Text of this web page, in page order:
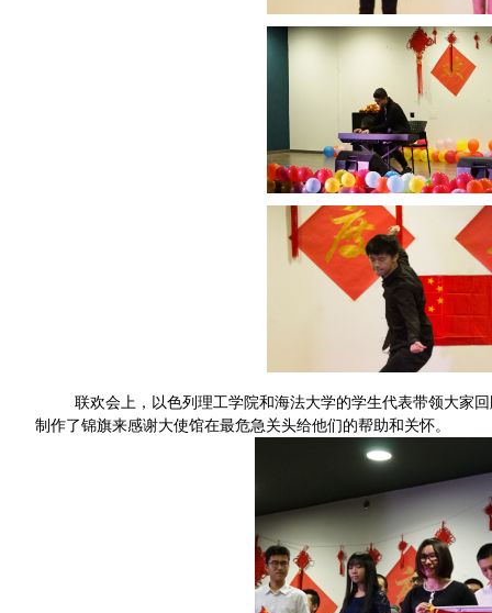
联欢会上， 以色列理工学院和海法大学的学生代表带领大家
制作了锦旗来感谢大使馆在最危急关头给他们的帮助和关怀。